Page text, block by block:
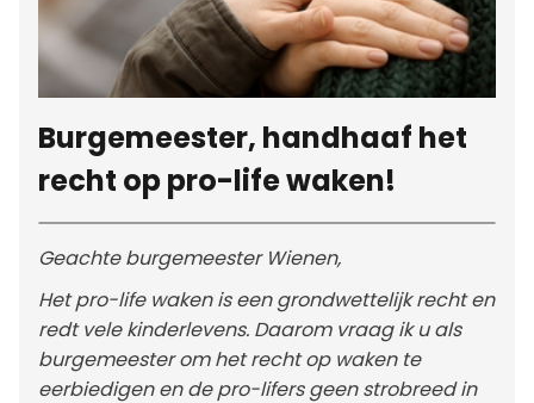
Burgemeester, handhaaf het
recht op pro-life waken!
Geachte burgemeester Wienen,
Het pro-life waken is een grondwettelijk recht en
redt vele kinderlevens. Daarom vraag ik u als
burgemeester om het recht op waken te
eerbiedigen en de pro-lifers geen strobreed in